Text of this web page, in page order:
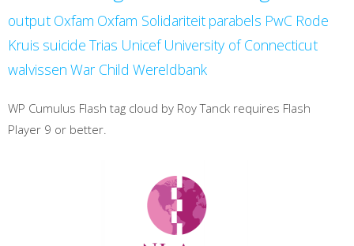
output Oxfam Oxfam Solidariteit parabels PwC Rode
Kruis suicide Trias Unicef University of Connecticut
walvissen War Child Wereldbank
WP Cumulus Flash tag cloud by Roy Tanck requires Flash
Player 9 or better.